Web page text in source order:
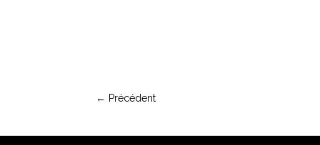
← Précédent